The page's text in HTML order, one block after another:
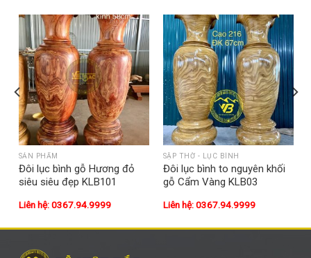
SẢN PHẨM
Đôi lục bình gỗ Hương đỏ
siêu siêu đẹp KLB101
Liên hệ: 0367.94.9999
SẬP THỜ - LỤC BÌNH
Đôi lục bình to nguyên khối
gỗ Cẩm Vàng KLB03
Liên hệ: 0367.94.9999